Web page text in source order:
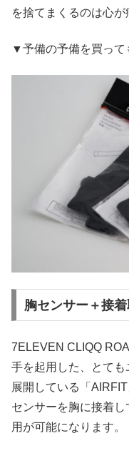
を捨てまくるのは心が
▼予備の予備を買って
胸センサー＋接
7ELEVEN CLIQQ
手を起用した、とて
展開している「
センサーを胸に接着
用が可能になります。